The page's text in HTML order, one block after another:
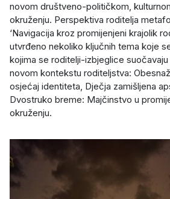
novom društveno-političkom,
okruženju. Perspektiva roditelja
‘Navigacija kroz promijenjeni krajolik
utvrđeno nekoliko ključnih tema koje
kojima se roditelji-izbjeglice suočavaju
novom kontekstu roditeljstva:
osjećaj identiteta, Dječja zamišljena
Dvostruko breme: Majčinstvo u
okruženju.